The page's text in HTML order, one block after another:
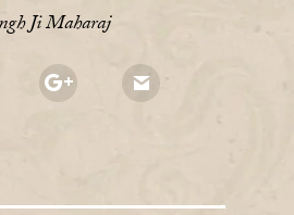
Ji Maharaj